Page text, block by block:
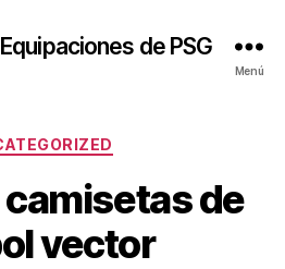
de PSG
Menú
Categorías
de
vector